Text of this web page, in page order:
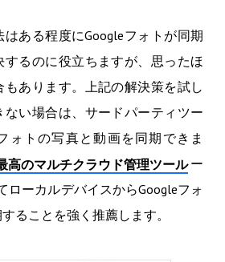
はある程度にGoogleフォトが同期
するのに役立ちますが、思ったほ
もあります。上記の解決策を試し
い場合は、サードパーティツー
ォトの写真と動画を同期できま
高のマルチクラウド管理ツールー
ローカルデバイスからGoogleフォ
ることを強く推薦します。